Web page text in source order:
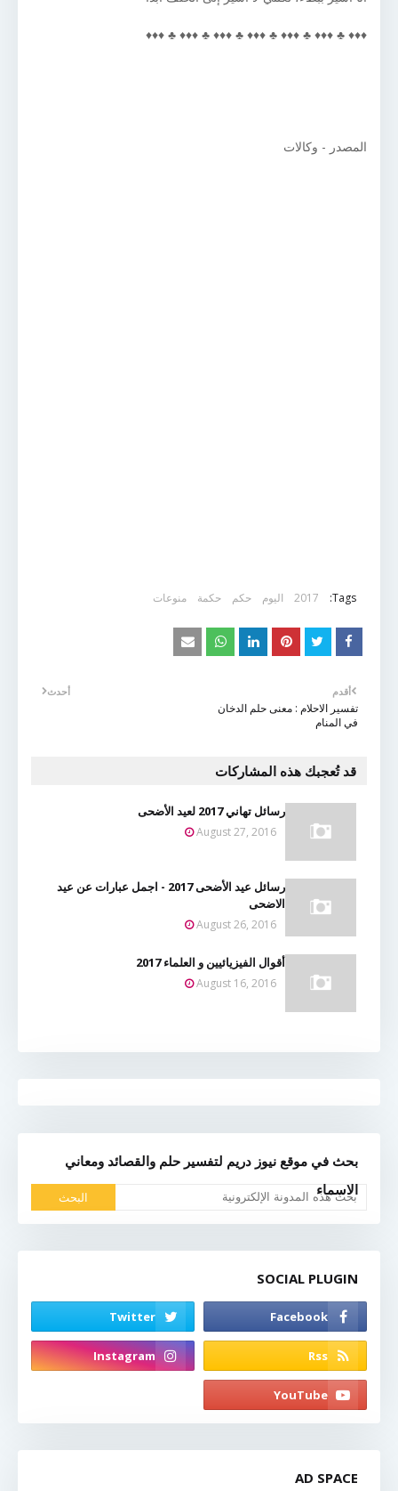
♦♦♦ ♣ ♦♦♦ ♣ ♦♦♦ ♣ ♦♦♦ ♣ ♦♦♦ ♣ ♦♦♦ ♣ ♦♦♦
المصدر - وكالات
Tags:
2017 اليوم حكم حكمة منوعات
أحدث أقدم
تفسير الاحلام : معنى حلم الدخان
في المنام
قد تُعجبك هذه المشاركات
رسائل تهاني 2017 لعيد الأضحى
August 27, 2016
رسائل عيد الأضحى 2017 - اجمل عبارات عن عيد
الاضحى
August 26, 2016
أقوال الفيزيائيين و العلماء 2017
August 16, 2016
بحث في موقع نيوز دريم لتفسير حلم والقصائد ومعاني
الاسماء
SOCIAL PLUGIN
AD SPACE